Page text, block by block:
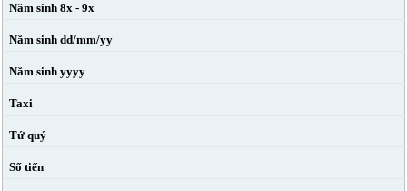
Năm sinh 8x - 9x
Năm sinh dd/mm/yy
Năm sinh yyyy
Taxi
Tứ quý
Số tiến